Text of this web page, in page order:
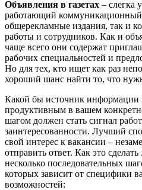
Объявления в газетах – слегка
работающий коммуникационный
общерекламные издания, так и
работы и сотрудников. Как и
чаще всего они содержат
рабочих специальностей и
Но для тех, кто ищет как раз
хороший шанс найти то, что
Какой бы источник информации
продуктивным в вашем
шагом должен стать сигнал
заинтересованности. Лучший
свой интерес к вакансии –
отправить ответ. Как это
несколько последовательных
которых зависит от специфики
возможностей: